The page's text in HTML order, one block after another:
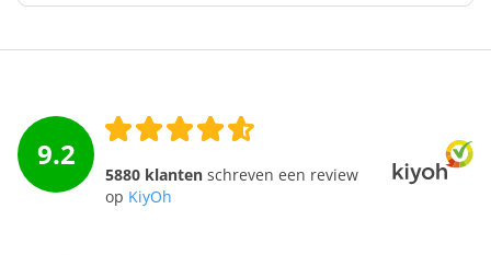
9.2
5880 klanten schreven een review
op KiyOh